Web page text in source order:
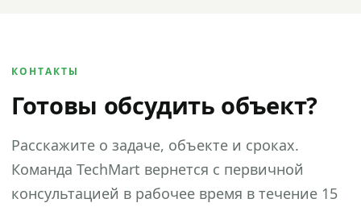
КОНТАКТЫ
Готовы обсудить объект?
Расскажите о задаче, объекте и сроках.
Команда TechMart вернется с первичной
консультацией в рабочее время в течение 15